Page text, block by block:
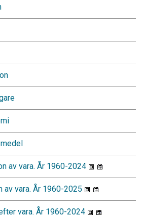
av vara. År 1960-2024
av vara. År 1960-2025
vara. År 1960-2024